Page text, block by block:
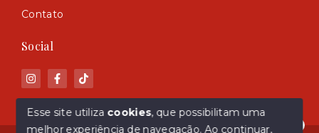
Contato
Social
Esse site utiliza cookies, que possibilitam uma
melhor experiência de navegação.Ao continuar,